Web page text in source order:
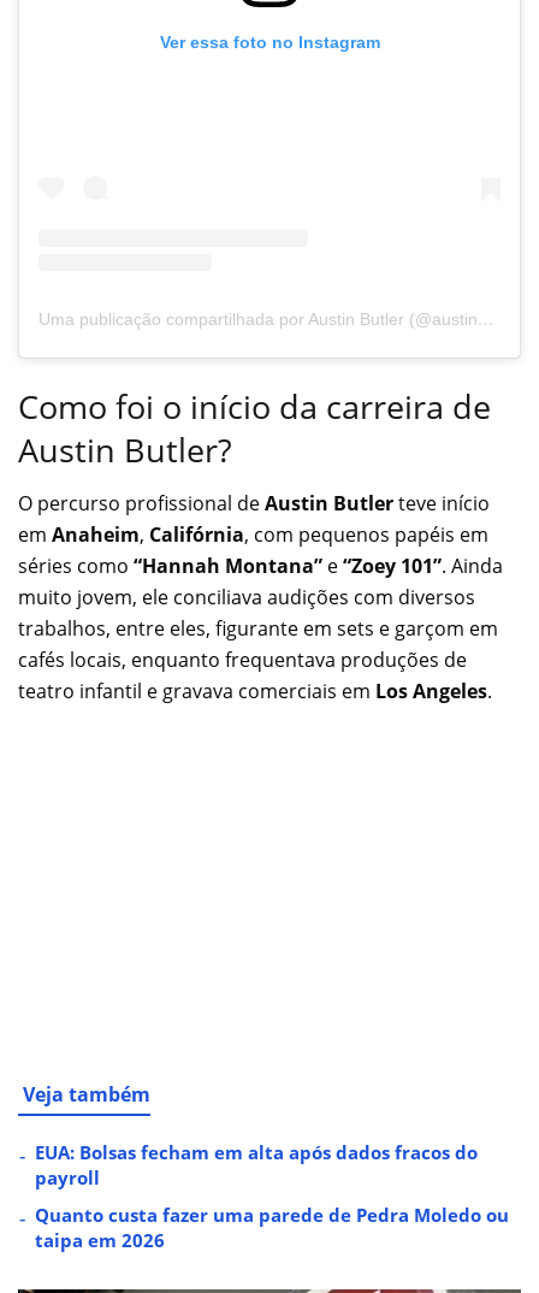
Ver essa foto no Instagram
Uma publicação compartilhada por Austin Butler (@austinbutler)
Como foi o início da carreira de
Austin Butler?
O percurso profissional deAustin Butlerteve início
em Anaheim, Califórnia, com pequenos papéis em
séries como “Hannah Montana” e“Zoey 101”. Ainda
muito jovem, ele conciliava audições com diversos
trabalhos, entre eles, figurante em sets e garçom em
cafés locais, enquanto frequentava produções de
teatro infantil e gravava comerciais em Los Angeles.
Veja também
EUA: Bolsas fecham em alta após dados fracos do
payroll
Quanto custa fazer uma parede de Pedra Moledo ou
taipa em 2026